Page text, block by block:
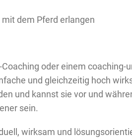
dem Pferd erlangen
oder einem
und gleichzeitig hoch
und kannst sie vor und
sein.
wirksam und